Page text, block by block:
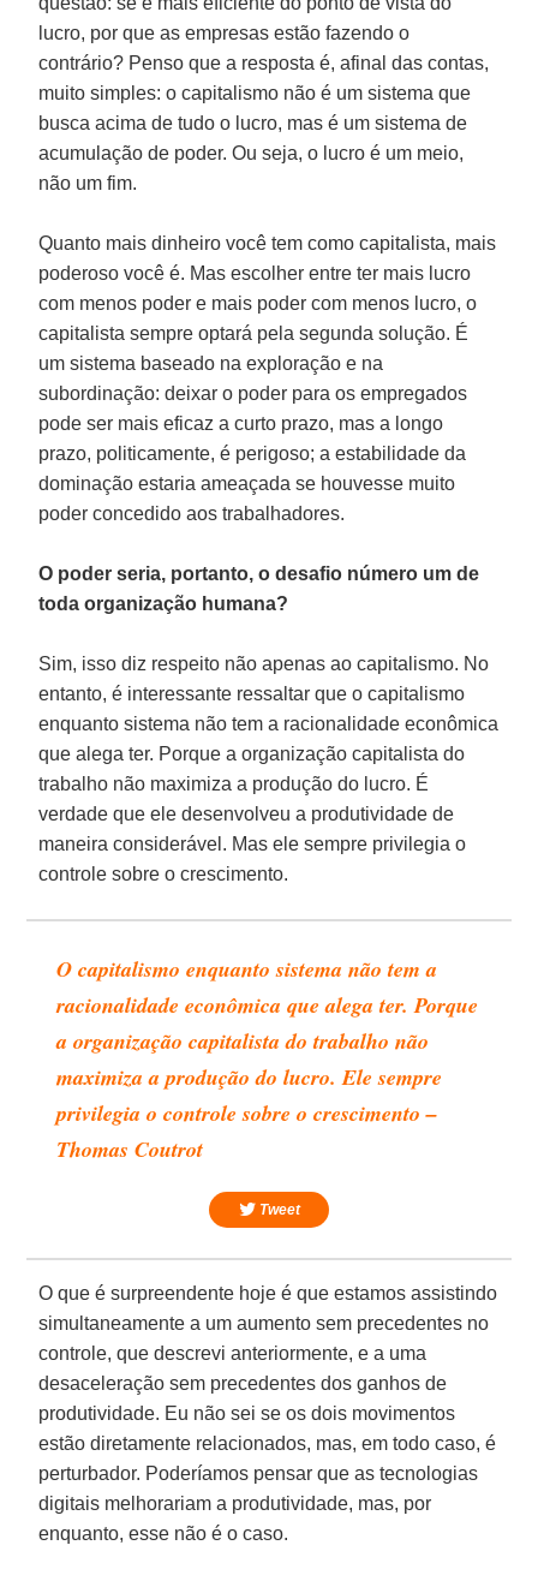
lucro, por que as empresas estão fazendo o
contrário? Penso que a resposta é, afinal das contas,
muito simples: o capitalismo não é um sistema que
busca acima de tudo o lucro, mas é um sistema de
acumulação de poder. Ou seja, o lucro é um meio,
não um fim.
Quanto mais dinheiro você tem como capitalista, mais
poderoso você é. Mas escolher entre ter mais lucro
com menos poder e mais poder com menos lucro, o
capitalista sempre optará pela segunda solução. É
um sistema baseado na exploração e na
subordinação: deixar o poder para os empregados
pode ser mais eficaz a curto prazo, mas a longo
prazo, politicamente, é perigoso; a estabilidade da
dominação estaria ameaçada se houvesse muito
poder concedido aos trabalhadores.
O poder seria, portanto, o desafio número um de
toda organização humana?
Sim, isso diz respeito não apenas ao capitalismo. No
entanto, é interessante ressaltar que o capitalismo
enquanto sistema não tem a racionalidade econômica
que alega ter. Porque a organização capitalista do
trabalho não maximiza a produção do lucro. É
verdade que ele desenvolveu a produtividade de
maneira considerável. Mas ele sempre privilegia o
controle sobre o crescimento.
O capitalismo enquanto sistema não tem a
racionalidade econômica que alega ter. Porque
a organização capitalista do trabalho não
maximiza a produção do lucro. Ele sempre
privilegia o controle sobre o crescimento –
Thomas Coutrot
Tweet
O que é surpreendente hoje é que estamos assistindo
simultaneamente a um aumento sem precedentes no
controle, que descrevi anteriormente, e a uma
desaceleração sem precedentes dos ganhos de
produtividade. Eu não sei se os dois movimentos
estão diretamente relacionados, mas, em todo caso, é
perturbador. Poderíamos pensar que as tecnologias
digitais melhorariam a produtividade, mas, por
enquanto, esse não é o caso.